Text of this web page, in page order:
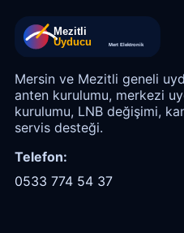
Mersin ve Mezitli geneli
anten kurulumu, merkezi
kurulumu, LNB değişimi,
servis desteği.
Telefon:
0533 774 54 37